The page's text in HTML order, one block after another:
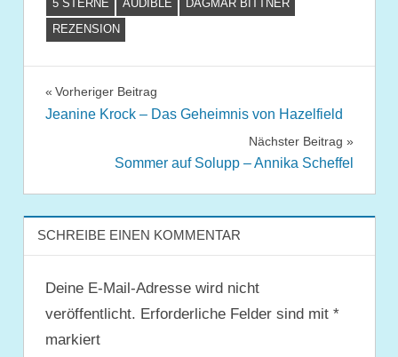
5 STERNE AUDIBLE
DAGMAR BITTNER
REZENSION
Beitragsnavigation
Vorheriger Beitrag
Jeanine Krock – Das Geheimnis von Hazelfield
Nächster Beitrag
Sommer auf Solupp – Annika Scheffel
SCHREIBE EINEN KOMMENTAR
Deine E-Mail-Adresse wird nicht
veröffentlicht. Erforderliche Felder sind mit *
markiert